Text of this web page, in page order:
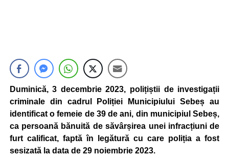
Duminică, 3 decembrie 2023, polițiștii de investigații
criminale din cadrul Poliției Municipiului Sebeș au
identificat o femeie de 39 de ani, din municipiul Sebeș,
ca persoană bănuită de săvârșirea unei infracțiuni de
furt calificat, faptă în legătură cu care poliția a fost
sesizată la data de 29 noiembrie 2023.